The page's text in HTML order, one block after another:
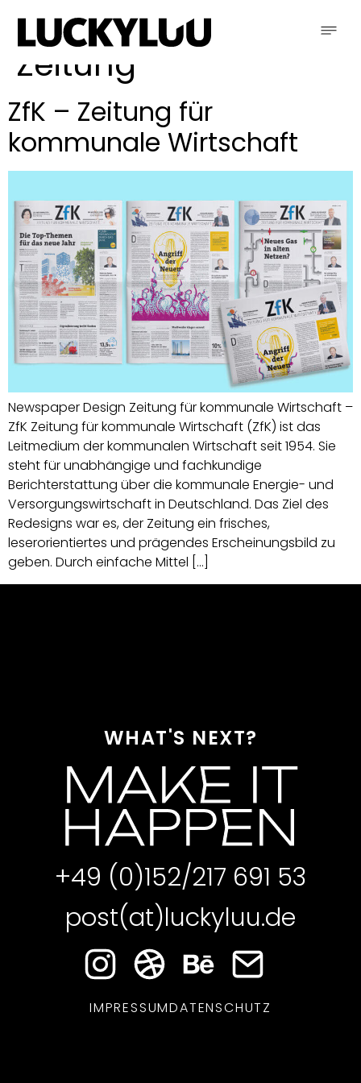
Schlagwort:
Zeitung
ZfK – Zeitung für
kommunale Wirtschaft
Newspaper Design Zeitung für kommunale Wirtschaft –
ZfK Zeitung für kommunale Wirtschaft (ZfK) ist das
Leitmedium der kommunalen Wirtschaft seit 1954. Sie
steht für unabhängige und fachkundige
Berichterstattung über die kommunale Energie- und
Versorgungswirtschaft in Deutschland. Das Ziel des
Redesigns war es, der Zeitung ein frisches,
leserorientiertes und prägendes Erscheinungsbild zu
geben. Durch einfache Mittel […]
WHAT'S NEXT?
MAKE IT
HAPPEN
+49 (0)152/217 691 53
post(at)luckyluu.de
IMPRESSUMDATENSCHUTZ